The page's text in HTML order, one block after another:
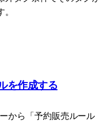
を作成する
から「予約販売ルール